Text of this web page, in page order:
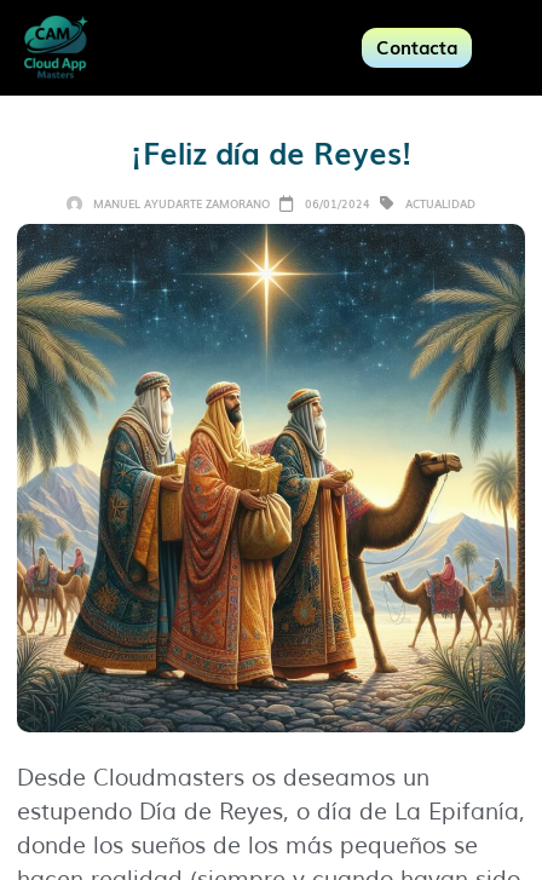
Contacta
¡Feliz día de Reyes!
MANUEL AYUDARTE ZAMORANO 06/01/2024 ACTUALIDAD
Desde Cloudmasters os deseamos un
estupendo Día de Reyes, o día de La Epifanía,
donde los sueños de los más pequeños se